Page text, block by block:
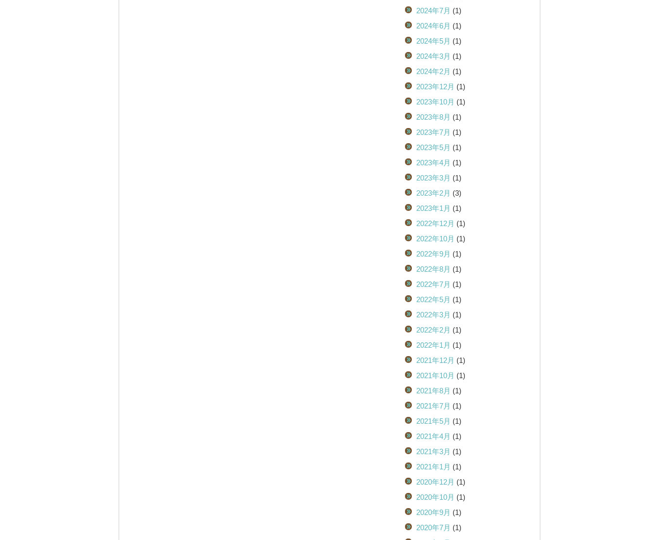
2024年7月 (1)
2024年6月 (1)
2024年5月 (1)
2024年3月 (1)
2024年2月 (1)
2023年12月 (1)
2023年10月 (1)
2023年8月 (1)
2023年7月 (1)
2023年5月 (1)
2023年4月 (1)
2023年3月 (1)
2023年2月 (3)
2023年1月 (1)
2022年12月 (1)
2022年10月 (1)
2022年9月 (1)
2022年8月 (1)
2022年7月 (1)
2022年5月 (1)
2022年3月 (1)
2022年2月 (1)
2022年1月 (1)
2021年12月 (1)
2021年10月 (1)
2021年8月 (1)
2021年7月 (1)
2021年5月 (1)
2021年4月 (1)
2021年3月 (1)
2021年1月 (1)
2020年12月 (1)
2020年10月 (1)
2020年9月 (1)
2020年7月 (1)